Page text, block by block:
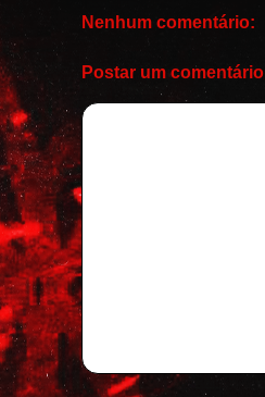
Nenhum comentário:
Postar um comentário